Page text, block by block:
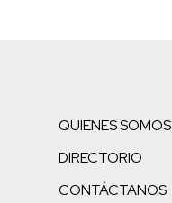
QUIENES SOMOS
DIRECTORIO
CONTÁCTANOS